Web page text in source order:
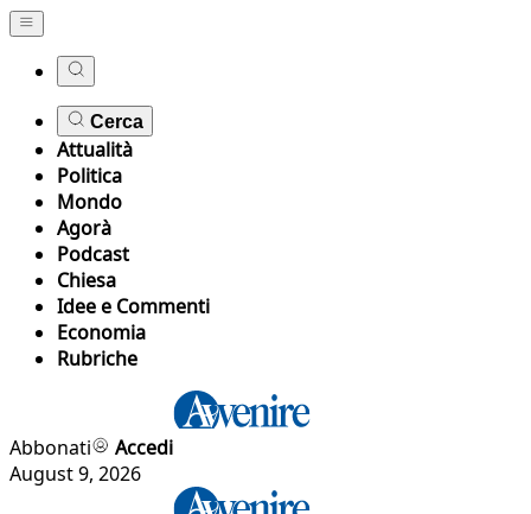
Cerca
Attualità
Politica
Mondo
Agorà
Podcast
Chiesa
Idee e Commenti
Economia
Rubriche
Abbonati
Accedi
August 9, 2026